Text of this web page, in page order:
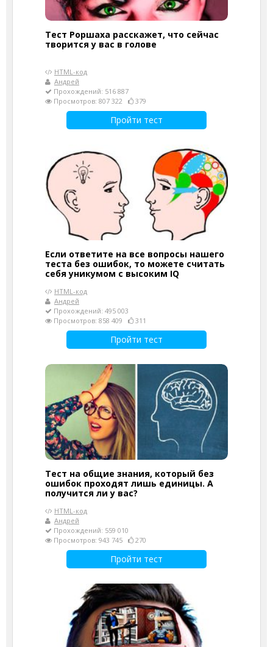
Тест Роршаха расскажет, что сейчас
творится у вас в голове
HTML-код
Андрей
Прохождений: 516 887
Просмотров: 807 322
379
Пройти тест
Если ответите на все вопросы нашего
теста без ошибок, то можете считать
себя уникумом с высоким IQ
HTML-код
Андрей
Прохождений: 495 003
Просмотров: 858 409
311
Пройти тест
Тест на общие знания, который без
ошибок проходят лишь единицы. А
получится ли у вас?
HTML-код
Андрей
Прохождений: 559 010
Просмотров: 943 745
270
Пройти тест